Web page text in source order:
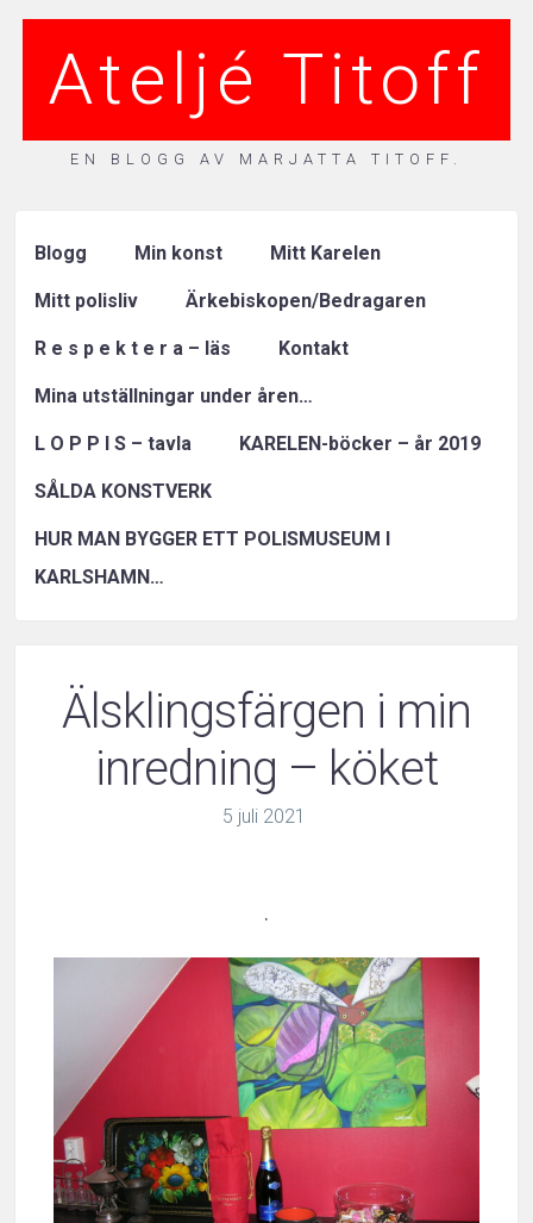
Ateljé Titoff
EN BLOGG AV MARJATTA TITOFF.
Blogg Min konst Mitt Karelen
Mitt polisliv Ärkebiskopen/Bedragaren
R e s p e k t e r a – läs Kontakt
Mina utställningar under åren…
L O P P I S – tavla KARELEN-böcker – år 2019
SÅLDA KONSTVERK
HUR MAN BYGGER ETT POLISMUSEUM I
KARLSHAMN…
Älsklingsfärgen i min
inredning – köket
5 juli 2021
.